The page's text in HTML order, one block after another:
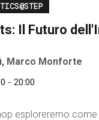
Il Futuro
Marco Monforte
- 20:00
esploreremo